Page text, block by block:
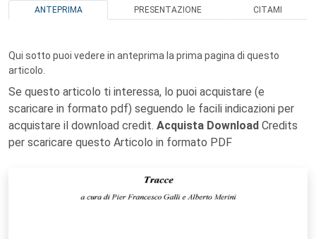
ANTEPRIMA PRESENTAZIONE CITAMI
Qui sotto puoi vedere in anteprima la prima pagina di questo
articolo.
Se questo articolo ti interessa, lo puoi acquistare (e
scaricare in formato pdf) seguendo le facili indicazioni per
acquistare il download credit. Acquista Download Credits
per scaricare questo Articolo in formato PDF